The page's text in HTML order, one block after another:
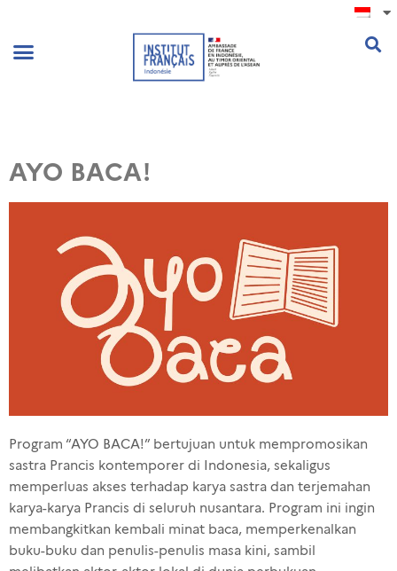
AYO BACA!
Program “AYO BACA!” bertujuan untuk mempromosikan
sastra Prancis kontemporer di Indonesia, sekaligus
memperluas akses terhadap karya sastra dan terjemahan
karya-karya Prancis di seluruh nusantara. Program ini ingin
membangkitkan kembali minat baca, memperkenalkan
buku-buku dan penulis-penulis masa kini, sambil